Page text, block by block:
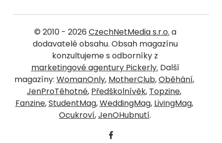
© 2010 - 2026 CzechNetMedia s.r.o. a
dodavatelé obsahu. Obsah magazínu
konzultujeme s odborníky z
marketingové agentury Pickerly. Další
magazíny: WomanOnly, MotherClub,Oběhání,
JenProTěhotné, Předškolnívěk, Topzine,
Fanzine,StudentMag,WeddingMag, LivingMag,
Ocukroví,JenOHubnutí.